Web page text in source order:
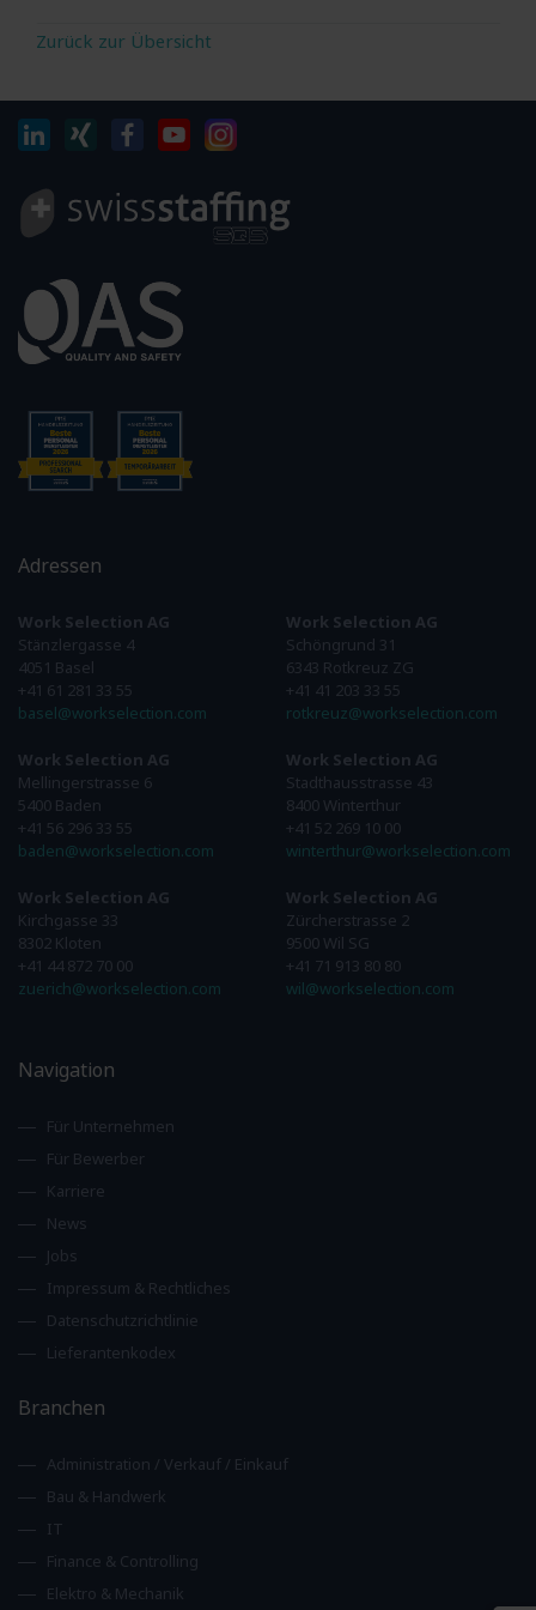
Zurück zur Übersicht
Adressen
Work Selection AG
Stänzlergasse 4
4051 Basel
+41 61 281 33 55
basel@workselection.com
Work Selection AG
Mellingerstrasse 6
5400 Baden
+41 56 296 33 55
baden@workselection.com
Work Selection AG
Kirchgasse 33
8302 Kloten
+41 44 872 70 00
zuerich@workselection.com
Work Selection AG
Schöngrund 31
6343 Rotkreuz ZG
+41 41 203 33 55
rotkreuz@workselection.com
Work Selection AG
Stadthausstrasse 43
8400 Winterthur
+41 52 269 10 00
winterthur@workselection.com
Work Selection AG
Zürcherstrasse 2
9500 Wil SG
+41 71 913 80 80
wil@workselection.com
Navigation
Für Unternehmen
Für Bewerber
Karriere
News
Jobs
Impressum & Rechtliches
Datenschutzrichtlinie
Lieferantenkodex
Branchen
Administration / Verkauf / Einkauf
Bau & Handwerk
IT
Finance & Controlling
Elektro & Mechanik